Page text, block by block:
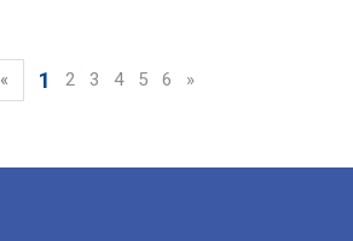
« 1 2 3 4 5 6 »